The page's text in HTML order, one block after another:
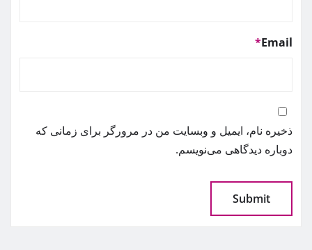
Email
*
ذخیره نام، ایمیل و وبسایت من در مرورگر برای زمانی که
دوباره دیدگاهی می‌نویسم.